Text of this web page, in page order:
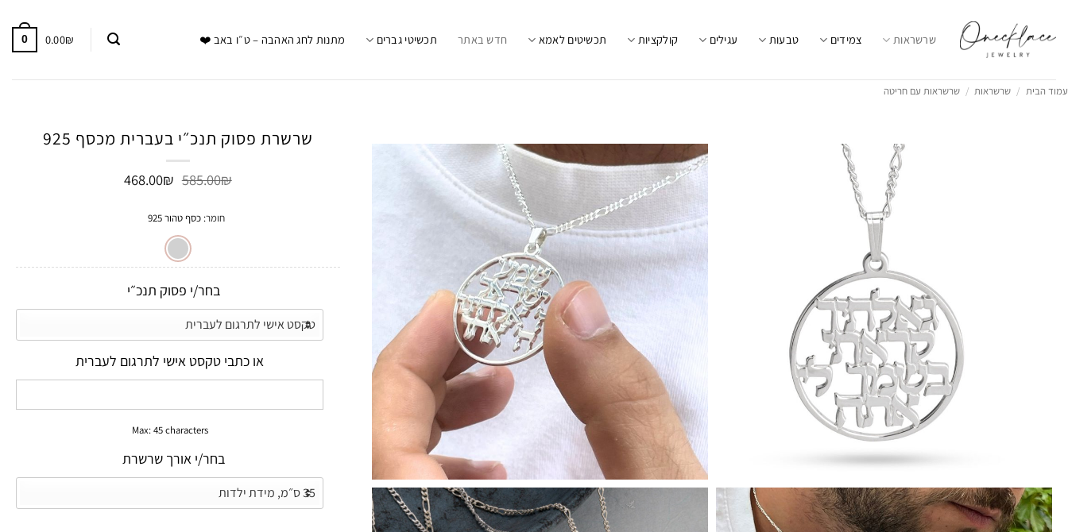
content
שרשראות צמידים טבעות עגילים קולקציות תכשיטים לאמא חדש באתר תכשיטי גברים מתנות לחג האהבה – ט״ו באב ❤️ 0.00₪
0
עמוד הבית / שרשראות / שרשראות עם חריטה
שרשרת פסוק תנכ״י בעברית מכסף 925
585.00₪ המחיר
585.00₪.
468.00₪ המחיר
חומר:כסף טהור 925
בחר/י פסוק תנכ״י
או כתבי טקסט אישי לתרגום לעברית
Max: 45 characters
בחר/י אורך שרשרת